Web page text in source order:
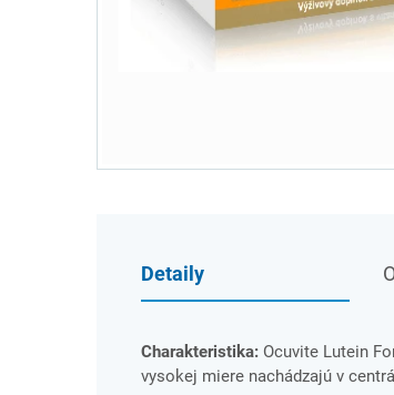
Detaily
Charakteristika: Ocuvite Lutein
vysokej miere nachádzajú v